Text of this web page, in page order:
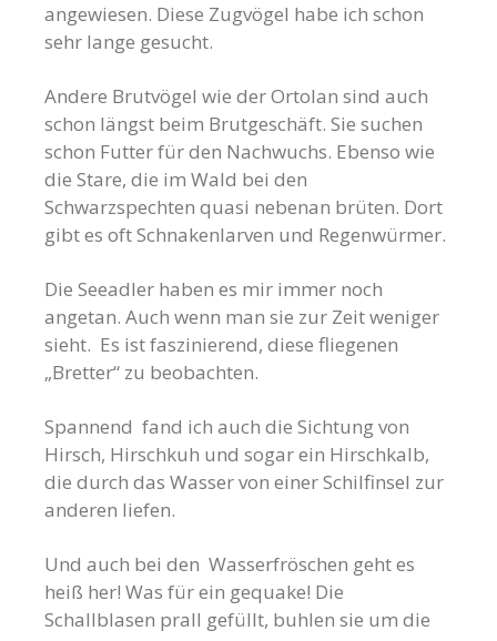
angewiesen. Diese Zugvögel habe ich schon
sehr lange gesucht.
Andere Brutvögel wie der Ortolan sind auch
schon längst beim Brutgeschäft. Sie suchen
schon Futter für den Nachwuchs. Ebenso wie
die Stare, die im Wald bei den
Schwarzspechten quasi nebenan brüten. Dort
gibt es oft Schnakenlarven und Regenwürmer.
Die Seeadler haben es mir immer noch
angetan. Auch wenn man sie zur Zeit weniger
sieht. Es ist faszinierend, diese fliegenen
„Bretter“ zu beobachten.
Spannend fand ich auch die Sichtung von
Hirsch, Hirschkuh und sogar ein Hirschkalb,
die durch das Wasser von einer Schilfinsel zur
anderen liefen.
Und auch bei den Wasserfröschen geht es
heiß her! Was für ein gequake! Die
Schallblasen prall gefüllt, buhlen sie um die